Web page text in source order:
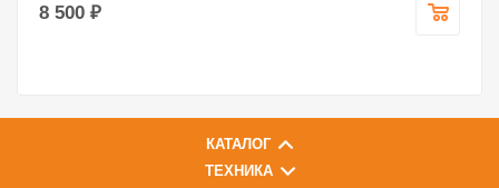
8 500 ₽
КАТАЛОГ
ТЕХНИКА